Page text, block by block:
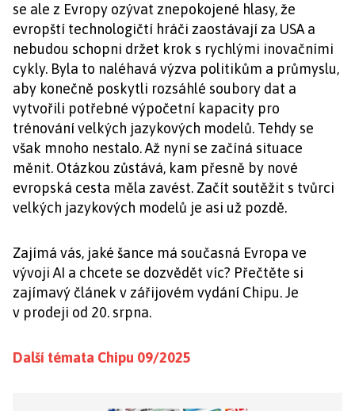
se ale z Evropy ozývat znepokojené hlasy, že
evropští technologičtí hráči zaostávají za USA a
nebudou schopni držet krok s rychlými inovačními
cykly. Byla to naléhavá výzva politikům a průmyslu,
aby konečně poskytli rozsáhlé soubory dat a
vytvořili potřebné výpočetní kapacity pro
trénování velkých jazykových modelů. Tehdy se
však mnoho nestalo. Až nyní se začíná situace
měnit. Otázkou zůstává, kam přesně by nové
evropská cesta měla zavést. Začít soutěžit s tvůrci
velkých jazykových modelů je asi už pozdě.
Zajímá vás, jaké šance má současná Evropa ve
vývoji AI a chcete se dozvědět víc? Přečtěte si
zajímavý článek v zářijovém vydání Chipu. Je
v prodeji od 20. srpna.
Další témata Chipu 09/2025